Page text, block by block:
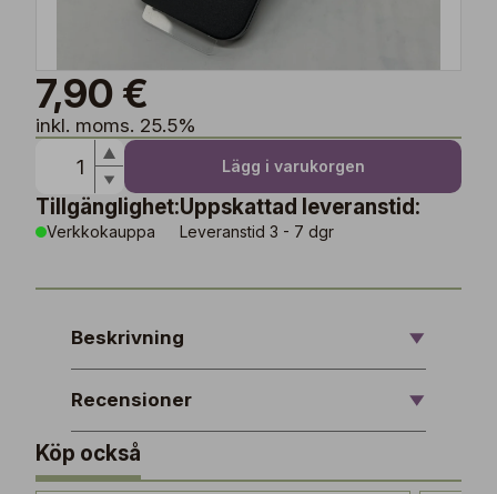
7,90 €
inkl. moms. 25.5%
Lägg i varukorgen
Tillgänglighet:
Verkkokauppa
Uppskattad leveranstid:
Leveranstid 3 - 7 dgr
Beskrivning
Recensioner
Köp också